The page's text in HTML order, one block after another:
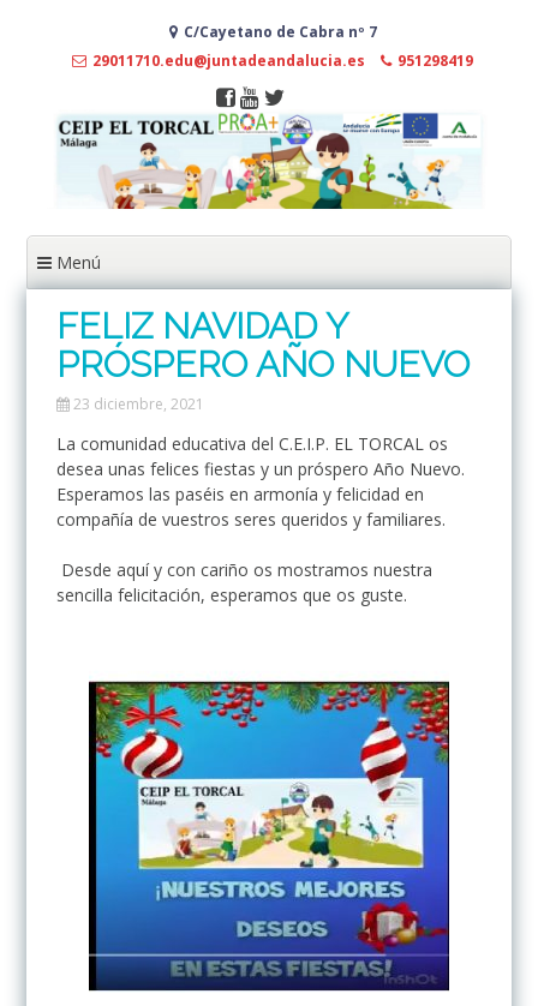
contenido
C/Cayetano de Cabra nº 7
29011710.edu@juntadeandalucia.es
951298419
Menú
FELIZ NAVIDAD Y
PRÓSPERO AÑO NUEVO
23 diciembre, 2021
La comunidad educativa del C.E.I.P. EL TORCAL os
desea unas felices fiestas y un próspero Año Nuevo.
Esperamos las paséis en armonía y felicidad en
compañía de vuestros seres queridos y familiares.
Desde aquí y con cariño os mostramos nuestra
sencilla felicitación, esperamos que os guste.